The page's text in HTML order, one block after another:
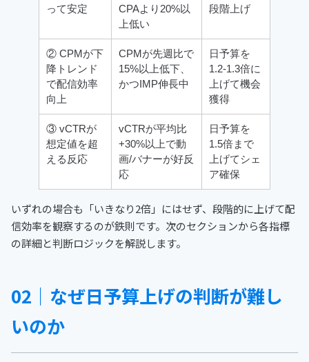
って安定
CPAより20%以
上低い
段階上げ
② CPMが下
降トレンド
で配信効率
向上
CPMが先週比で
15%以上低下、
かつIMP伸長中
日予算を
1.2-1.3倍に
上げて機会
獲得
③ vCTRが
想定値を超
える反応
vCTRが平均比
+30%以上で動
画/バナーが好反
応
日予算を
1.5倍まで
上げてシェ
ア確保
いずれの場合も「いきなり2倍」にはせず、段階的に上げて配
信効率を観察するのが鉄則です。次のセクションから各指標
の詳細と判断ロジックを解説します。
02｜なぜ日予算上げの判断が難し
いのか